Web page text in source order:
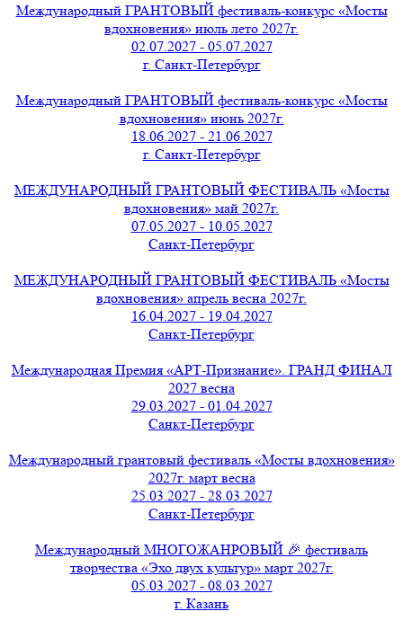
Международный ГРАНТОВЫЙ фестиваль-конкурс «Мосты
вдохновения» июль лето 2027г.
02.07.2027 - 05.07.2027
г. Санкт-Петербург
Международный ГРАНТОВЫЙ фестиваль-конкурс «Мосты
вдохновения» июнь 2027г.
18.06.2027 - 21.06.2027
г. Санкт-Петербург
МЕЖДУНАРОДНЫЙ ГРАНТОВЫЙ ФЕСТИВАЛЬ «Мосты
вдохновения» май 2027г.
07.05.2027 - 10.05.2027
Санкт-Петербург
МЕЖДУНАРОДНЫЙ ГРАНТОВЫЙ ФЕСТИВАЛЬ «Мосты
вдохновения» апрель весна 2027г.
16.04.2027 - 19.04.2027
Санкт-Петербург
Международная Премия «АРТ-Признание». ГРАНД ФИНАЛ
2027 весна
29.03.2027 - 01.04.2027
Санкт-Петербург
Международный грантовый фестиваль «Мосты вдохновения»
2027г. март весна
25.03.2027 - 28.03.2027
Санкт-Петербург
Международный МНОГОЖАНРОВЫЙ 🎉 фестиваль
творчества «Эхо двух культур» март 2027г.
05.03.2027 - 08.03.2027
г. Казань